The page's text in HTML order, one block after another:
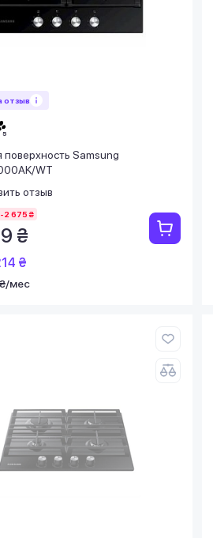
отзыв
поверхность Samsung
WT
отзыв
-2 675 ₴
₴
₴
мес